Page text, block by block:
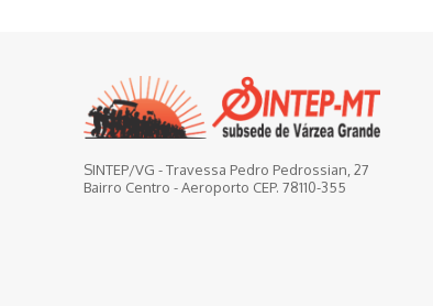
SINTEP/VG - Travessa Pedro Pedrossian, 27
Bairro Centro - Aeroporto CEP. 78110-355